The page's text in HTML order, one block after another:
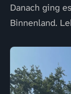
Danach ging
Binnenland.